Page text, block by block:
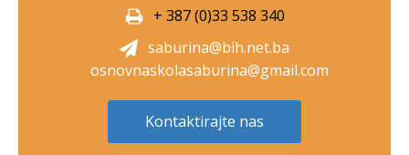
+ 387 (0)33 538 340
saburina@bih.net.ba
osnovnaskolasaburina@gmail.com
Kontaktirajte nas